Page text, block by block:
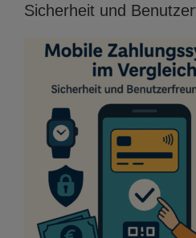
Sicherheit und